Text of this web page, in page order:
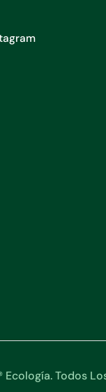
Todos